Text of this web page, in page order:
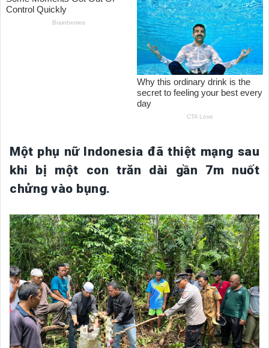
Một phụ nữ Indonesia đã thiệt mạng sau
khi bị một con trăn dài gần 7m nuốt
chửng vào bụng.